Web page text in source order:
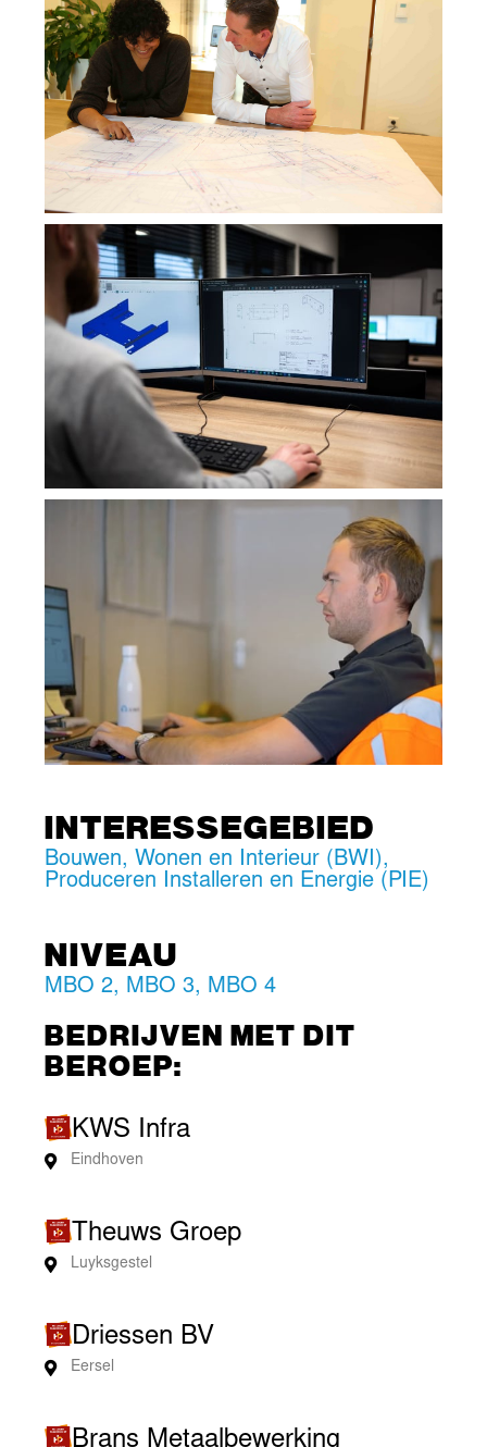
INTERESSEGEBIED
Bouwen, Wonen en Interieur (BWI),
Produceren Installeren en Energie (PIE)
NIVEAU
MBO 2, MBO 3, MBO 4
BEDRIJVEN MET DIT
BEROEP:
KWS Infra
Eindhoven
Theuws Groep
Luyksgestel
Driessen BV
Eersel
Brans Metaalbewerking